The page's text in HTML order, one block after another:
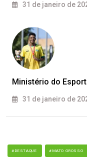
31 de janeiro de
Ministério do
31 de janeiro de
#DESTAQUE #MATO GROSSO